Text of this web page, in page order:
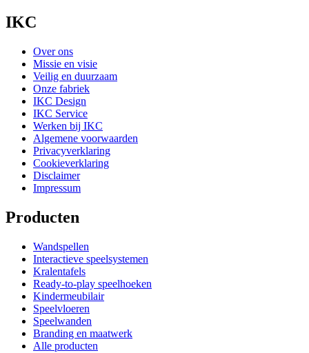
IKC
Over ons
Missie en visie
Veilig en duurzaam
Onze fabriek
IKC Design
IKC Service
Werken bij IKC
Algemene voorwaarden
Privacyverklaring
Cookieverklaring
Disclaimer
Impressum
Producten
Wandspellen
Interactieve speelsystemen
Kralentafels
Ready-to-play speelhoeken
Kindermeubilair
Speelvloeren
Speelwanden
Branding en maatwerk
Alle producten